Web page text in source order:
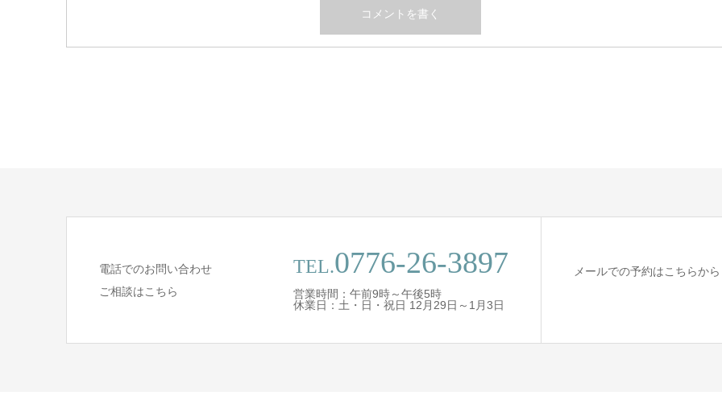
電話でのお問い合わせ
ご相談はこちら
TEL.0776-26‐3897
営業時間：午前9時～午後5時
休業日：土・日・祝日 12月29日～1月3日
メールでの予約はこちらから